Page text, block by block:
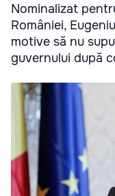
Nominalizat
României,
motive să nu
guvernului după